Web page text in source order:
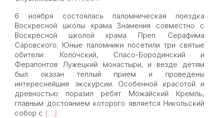
6 ноября состоялась паломническая поездка
Воскресной школы храма Знамения совместно с
Воскресной школой храма Преп. Серафима
Саровского. Юные паломники посетили три святые
обители: Колочский, Спасо-Бородинский и
Ферапонтов Лужецкий монастыри, и везде детям
был оказан теплый прием и проведены
интереснейшие экскурсии. Особенной красотой и
древностью поразил ребят Можайский Кремль,
главным достоянием которого является Никольский
собор с Read
[…]